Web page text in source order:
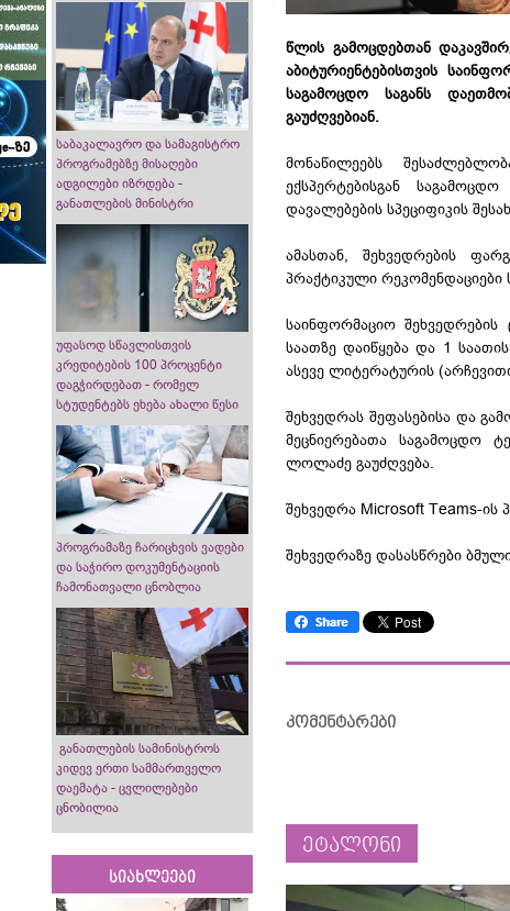
საბაკალავრო და სამაგისტრო
პროგრამებზე მისაღები
ადგილები იზრდება -
განათლების მინისტრი
უფასოდ სწავლისთვის
კრედიტების 100 პროცენტი
დაგჭირდებათ - რომელ
სტუდენტებს ეხება ახალი წესი
პროგრამაზე ჩარიცხვის ვადები
და საჭირო დოკუმენტაციის
ჩამონათვალი ცნობლია
განათლების სამინისტროს
კიდევ ერთი სამმართველო
დაემატა - ცვლილებები
ცნობილია
სიახლეები
წლის გამოცდებთან
აბიტურიენტებისთვის
საგამოცდო საგანს
გაუძღვებიან.
მონაწილეებს
ექსპერტებისგან
დავალებების სპეციფიკის
ამასთან, შეხვედრების
პრაქტიკული
საინფორმაციო
საათზე დაიწყება და 1
ასევე ლიტერატურის
შეხვედრას შეფასებისა და
მეცნიერებათა საგამოცდო
ლოლაძე გაუძღვება.
შეხვედრა Microsoft Teams-
შეხვედრაზე დასასწრები
კომენტარები
ეტალონი